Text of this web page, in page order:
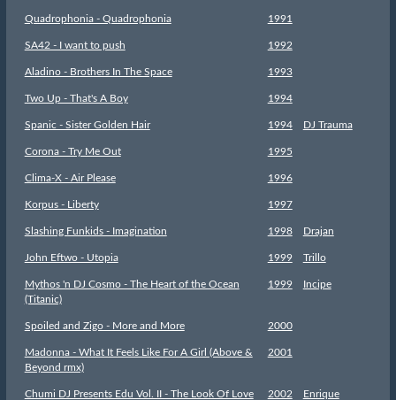
Quadrophonia - Quadrophonia 1991
SA42 - I want to push 1992
Aladino - Brothers In The Space 1993
Two Up - That's A Boy 1994
Spanic - Sister Golden Hair 1994 DJ Trauma
Corona - Try Me Out 1995
Clima-X - Air Please 1996
Korpus - Liberty 1997
Slashing Funkids - Imagination 1998 Drajan
John Eftwo - Utopia 1999 Trillo
Mythos 'n DJ Cosmo - The Heart of the Ocean
(Titanic)
1999 Incipe
Spoiled and Zigo - More and More 2000
Madonna - What It Feels Like For A Girl (Above &
Beyond rmx)
2001
Chumi DJ Presents Edu Vol. II - The Look Of Love 2002 Enrique